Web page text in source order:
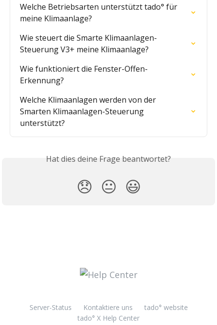
Welche Betriebsarten unterstützt tado° für
meine Klimaanlage?
Wie steuert die Smarte Klimaanlagen-
Steuerung V3+ meine Klimaanlage?
Wie funktioniert die Fenster-Offen-
Erkennung?
Welche Klimaanlagen werden von der
Smarten Klimaanlagen-Steuerung
unterstützt?
Hat dies deine Frage beantwortet?
😞 😐 😃
Server-Status Kontaktiere uns
tado° website
tado° X Help Center